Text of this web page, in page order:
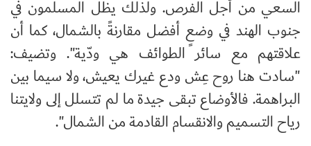
السعي من أجل الفرص. ولذلك يظل المسلمون في
جنوب الهند في وضعٍ أفضل مقارنةً بالشمال، كما أن
علاقتهم مع سائر الطوائف هي ودّية". وتضيف:
"سادت هنا روح عِش ودع غيرك يعيش، ولا سيما بين
البراهمة. فالأوضاع تبقى جيدة ما لم تتسلل إلى ولايتنا
رياح التسميم والانقسام القادمة من الشمال".